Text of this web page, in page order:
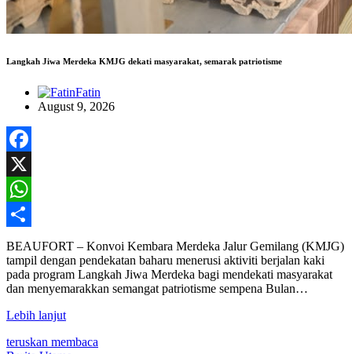
Langkah Jiwa Merdeka KMJG dekati masyarakat, semarak patriotisme
Fatin
August 9, 2026
Facebook
X
WhatsApp
Share
BEAUFORT – Konvoi Kembara Merdeka Jalur Gemilang (KMJG)
tampil dengan pendekatan baharu menerusi aktiviti berjalan kaki
pada program Langkah Jiwa Merdeka bagi mendekati masyarakat
dan menyemarakkan semangat patriotisme sempena Bulan…
Lebih lanjut
teruskan membaca